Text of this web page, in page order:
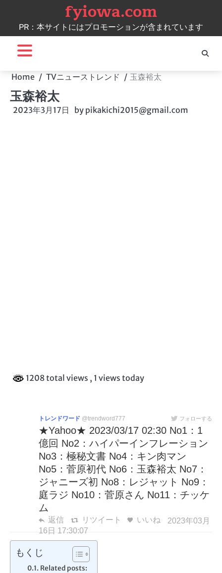
content
fyiowa.com
PR：本サイトにはプロモーションが含まれています
Home TVニューストレンド 玉森裕太
玉森裕太
2023年3月17日 by pikakichi2015@gmail.com
1208 total views , 1 views today
トレンドワード @trendword777 フォローする
★Yahoo★ 2023/03/17 02:30 No1：1
億回 No2：ハイパーインフレーション
No3：極秘文書 No4：キン肉マン
No5：菅原初代 No6：玉森裕太 No7：
ジャニーズ初 No8：レジャット No9：
庭ラジ No10：菅原さん No11：チッケ
ム
返信 リツイート いいね
2023年03月
16日 17:30:07
もくじ
Related posts: